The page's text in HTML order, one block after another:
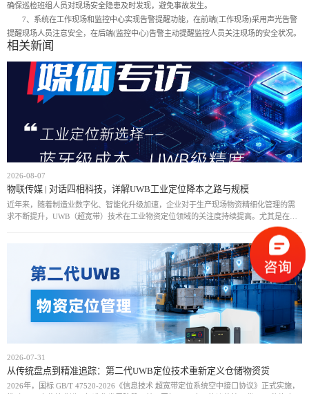
确保巡检班组人员对现场安全隐患及时发现，避免事故发生。
7、系统在工作现场和监控中心实现告警提醒功能，在前端(工作现场)采用声光告警
提醒现场人员注意安全，在后端(监控中心)告警主动提醒监控人员关注现场的安全状况。
相关新闻
2026-08-07
物联传媒 | 对话四相科技，详解UWB工业定位降本之路与规模
近年来，随着制造业数字化、智能化升级加速，企业对于生产现场物资精细化管理的需
求不断提升，UWB（超宽带）技术在工业物资定位领域的关注度持续提高。尤其是在汽
车制造、航空制造、能源等复杂工业场景中，传统定位方式难以满足高精度、实时化管
2026-07-31
从传统盘点到精准追踪：第二代UWB定位技术重新定义仓储物资货
2026年，国标 GB/T 47520-2026《信息技术 超宽带定位系统空中接口协议》正式实施，